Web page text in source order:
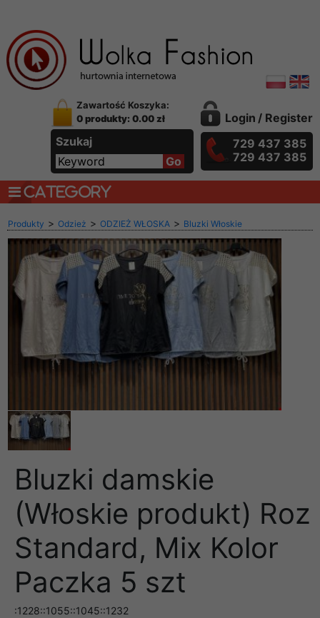
Zawartość Koszyka:
0 produkty: 0.00 zł
Szukaj
Login / Register
729 437 385
729 437 385
CATEGORY
Produkty > Odzież > ODZIEŻ WŁOSKA > Bluzki Włoskie
Bluzki damskie
(Włoskie produkt) Roz
Standard, Mix Kolor
Paczka 5 szt
:1228::1055::1045::1232